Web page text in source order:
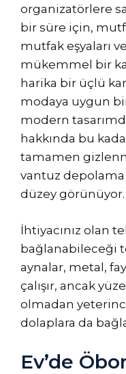
organizatörlere
bir süre için,
mutfak eşyaları
mükemmel bir
harika bir üçlü
modaya uygun
modern
hakkında bu
tamamen
vantuz
düzey görünüyor.
İhtiyacınız olan
bağlanabileceği
aynalar, metal,
çalışır, ancak
olmadan
dolaplara da
Ev’de